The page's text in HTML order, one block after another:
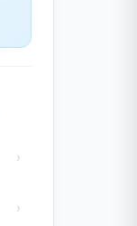
›
›